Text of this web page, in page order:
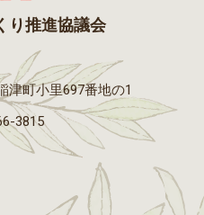
り推進協議会
津町小里697番地の1
3815